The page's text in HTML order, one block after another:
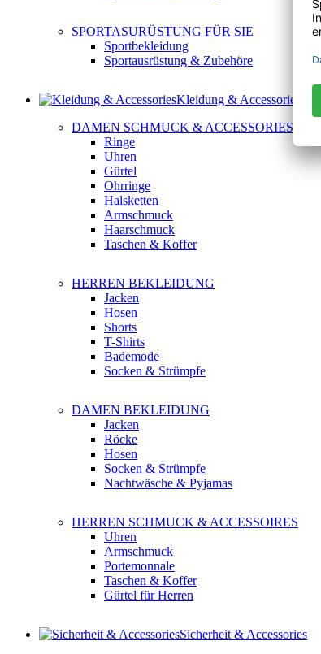
SPORTASURÜSTUNG FÜR SIE
Sportbekleidung
Sportausrüstung & Zubehöre
Kleidung & Accessories
DAMEN SCHMUCK & ACCESSORIES
Ringe
Uhren
Gürtel
Ohrringe
Halsketten
Armschmuck
Haarschmuck
Taschen & Koffer
HERREN BEKLEIDUNG
Jacken
Hosen
Shorts
T-Shirts
Bademode
Socken & Strümpfe
DAMEN BEKLEIDUNG
Jacken
Röcke
Hosen
Socken & Strümpfe
Nachtwäsche & Pyjamas
HERREN SCHMUCK & ACCESSOIRES
Uhren
Armschmuck
Portemonnale
Taschen & Koffer
Gürtel für Herren
Sicherheit & Accessories